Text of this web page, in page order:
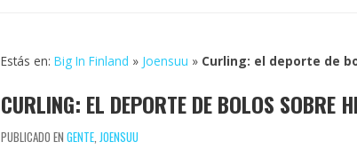
Estás en: Big In Finland » Joensuu » Curling: el deporte de
CURLING: EL DEPORTE DE BOLOS SOBRE
PUBLICADO EN GENTE JOENSUU